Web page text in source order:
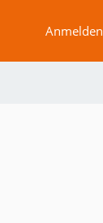
Anmelden